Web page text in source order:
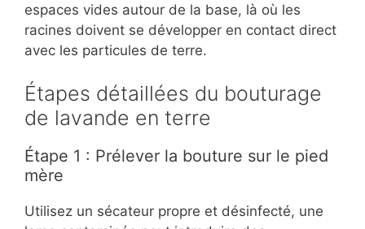
espaces vides autour de la base, là où les
racines doivent se développer en contact direct
avec les particules de terre.
Étapes détaillées du bouturage
de lavande en terre
Étape 1 : Prélever la bouture sur le pied
mère
Utilisez un sécateur propre et désinfecté, une